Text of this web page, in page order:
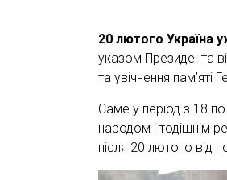
20 лютого Україна
указом Президента
та увічнення пам’яті
Саме у період з 18
народом і тодішнім
після 20 лютого від